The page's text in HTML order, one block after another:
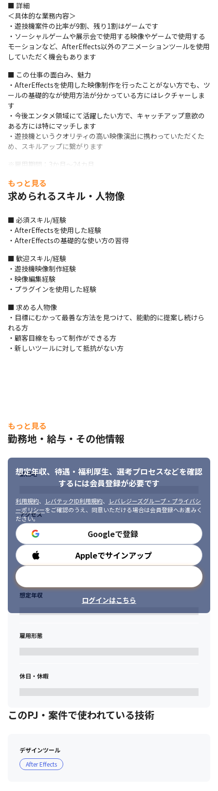
■ 詳細
＜具体的な業務内容＞
・遊技機案件の比率が9割、残り1割はゲームです
・ソーシャルゲームや展示会で使用する映像やゲームで使用する
モーションなど、AfterEffects以外のアニメーションツールを使用
していただく機会もあります
■ この仕事の面白み、魅力
・AfterEffectsを使用した映像制作を行ったことがない方でも、ツ
ールの基礎的なが使用方法が分かっている方にはレクチャーしま
す
・今後エンタメ領域にて活躍したい方で、キャッチアップ意欲の
ある方には特にマッチします
・遊技機というクオリティの高い映像演出に携わっていただくた
め、スキルアップに繋がります
※雇用期間：3か月～24カ月
もっと見る
求められるスキル・人物像
■ 必須スキル/経験
・AfterEffectsを使用した経験
・AfterEffectsの基礎的な使い方の習得
■ 歓迎スキル/経験
・遊技機映像制作経験
・映像編集経験
・プラグインを使用した経験
■ 求める人物像
・目標にむかって最善な方法を見つけて、能動的に提案し続けら
れる方
・顧客目線をもって制作ができる方
・新しいツールに対して抵抗がない方
もっと見る
勤務地・給与・その他情報
想定年収、待遇・福利厚生、 選考プロセスなどを確認
するには会員登録が必要です
利用規約、 レバテックID利用規約、
レバレジーズグループ・プライバシ
ーポリシーをご確認のうえ、同意いただける場合は会員登録へお進みく
ださい。
Googleで登録
Appleでサインアップ
ログインはこちら
勤務地
アクセス
勤務時間
想定年収
雇用形態
休日・休暇
このPJ・案件で使われている技術
デザインツール
After Effects